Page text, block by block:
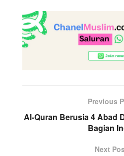
Previous
Al-Quran Berusia 4 Abad
Bagian
Next